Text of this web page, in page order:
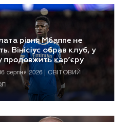
рівня Мбаппе не
Вінісіус обрав клуб, у
продовжить кар’єру
серпня 2026 | СВІТОВИЙ